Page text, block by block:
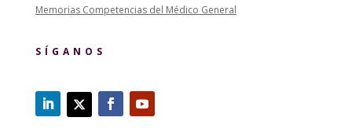
Memorias Competencias del Médico General
SÍGANOS